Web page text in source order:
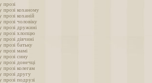
прозі
прозі коханому
прозі коханій
чоловіку
прозі дружині
прозі хлопцю
дівчині
прозі батьку
прозі мамі
прозі сину
прозі донечці
прозі колегам
прозі другу
прозі подрузі